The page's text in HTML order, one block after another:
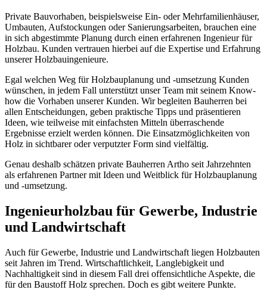
Private Bauvorhaben, beispielsweise Ein- oder Mehrfamilienhäuser,
Umbauten, Aufstockungen oder Sanierungsarbeiten, brauchen eine
in sich abgestimmte Planung durch einen erfahrenen Ingenieur für
Holzbau. Kunden vertrauen hierbei auf die Expertise und Erfahrung
unserer Holzbauingenieure.
Egal welchen Weg für Holzbauplanung und -umsetzung Kunden
wünschen, in jedem Fall unterstützt unser Team mit seinem Know-
how die Vorhaben unserer Kunden. Wir begleiten Bauherren bei
allen Entscheidungen, geben praktische Tipps und präsentieren
Ideen, wie teilweise mit einfachsten Mitteln überraschende
Ergebnisse erzielt werden können. Die Einsatzmöglichkeiten von
Holz in sichtbarer oder verputzter Form sind vielfältig.
Genau deshalb schätzen private Bauherren Artho seit Jahrzehnten
als erfahrenen Partner mit Ideen und Weitblick für Holzbauplanung
und -umsetzung.
Ingenieurholzbau für Gewerbe, Industrie
und Landwirtschaft
Auch für Gewerbe, Industrie und Landwirtschaft liegen Holzbauten
seit Jahren im Trend. Wirtschaftlichkeit, Langlebigkeit und
Nachhaltigkeit sind in diesem Fall drei offensichtliche Aspekte, die
für den Baustoff Holz sprechen. Doch es gibt weitere Punkte.